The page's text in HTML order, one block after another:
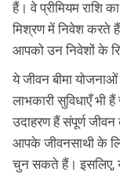
हैं। वे प्रीमियम राशि
मिश्रण में निवेश करते
आपको उन निवेशों के
ये जीवन बीमा
लाभकारी सुविधाएँ भी
उदाहरण हैं संपूर्ण जीवन
आपके जीवनसाथी के
चुन सकते हैं। इसलिए,